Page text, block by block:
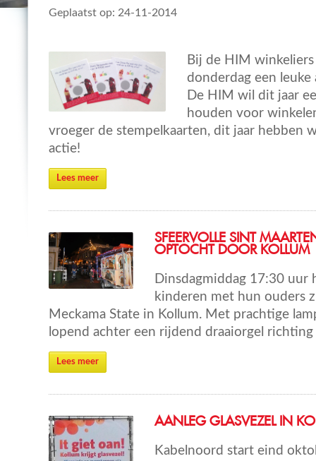
Geplaatst op: 24-11-2014
Bij de HIM
donderdag een leuke
De HIM wil dit jaar
houden voor
vroeger de stempelkaarten, dit jaar hebben
actie!
Lees meer
SFEERVOLLE SINT
OPTOCHT DOOR KOLLUM
Dinsdagmiddag 17:30 uur
kinderen met hun ouders
Meckama State in Kollum. Met prachtige
lopend achter een rijdend draaiorgel
Lees meer
AANLEG GLASVEZEL IN
Kabelnoord start eind